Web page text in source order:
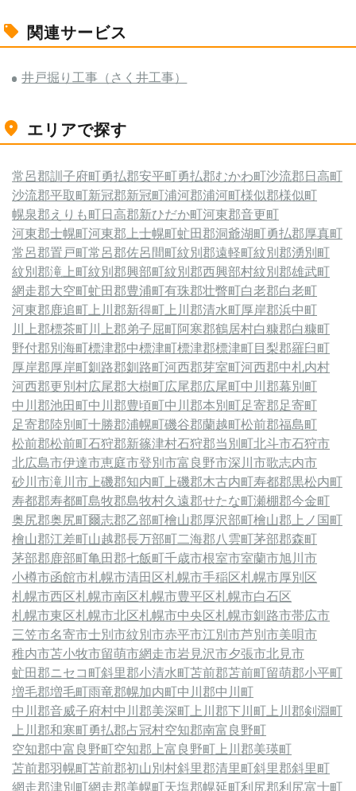
関連サービス
井戸掘り工事（さく井工事）
エリアで探す
常呂郡訓子府町勇払郡安平町勇払郡むかわ町沙流郡日高町
沙流郡平取町新冠郡新冠町浦河郡浦河町様似郡様似町
幌泉郡えりも町日高郡新ひだか町河東郡音更町
河東郡士幌町河東郡上士幌町虻田郡洞爺湖町勇払郡厚真町
常呂郡置戸町常呂郡佐呂間町紋別郡遠軽町紋別郡湧別町
紋別郡滝上町紋別郡興部町紋別郡西興部村紋別郡雄武町
網走郡大空町虻田郡豊浦町有珠郡壮瞥町白老郡白老町
河東郡鹿追町上川郡新得町上川郡清水町厚岸郡浜中町
川上郡標茶町川上郡弟子屈町阿寒郡鶴居村白糠郡白糠町
野付郡別海町標津郡中標津町標津郡標津町目梨郡羅臼町
厚岸郡厚岸町釧路郡釧路町河西郡芽室町河西郡中札内村
河西郡更別村広尾郡大樹町広尾郡広尾町中川郡幕別町
中川郡池田町中川郡豊頃町中川郡本別町足寄郡足寄町
足寄郡陸別町十勝郡浦幌町磯谷郡蘭越町松前郡福島町
松前郡松前町石狩郡新篠津村石狩郡当別町北斗市石狩市
北広島市伊達市恵庭市登別市富良野市深川市歌志内市
砂川市滝川市上磯郡知内町上磯郡木古内町寿都郡黒松内町
寿都郡寿都町島牧郡島牧村久遠郡せたな町瀬棚郡今金町
奥尻郡奥尻町爾志郡乙部町檜山郡厚沢部町檜山郡上ノ国町
檜山郡江差町山越郡長万部町二海郡八雲町茅部郡森町
茅部郡鹿部町亀田郡七飯町千歳市根室市室蘭市旭川市
小樽市函館市札幌市清田区札幌市手稲区札幌市厚別区
札幌市西区札幌市南区札幌市豊平区札幌市白石区
札幌市東区札幌市北区札幌市中央区札幌市釧路市帯広市
三笠市名寄市士別市紋別市赤平市江別市芦別市美唄市
稚内市苫小牧市留萌市網走市岩見沢市夕張市北見市
虻田郡ニセコ町斜里郡小清水町苫前郡苫前町留萌郡小平町
増毛郡増毛町雨竜郡幌加内町中川郡中川町
中川郡音威子府村中川郡美深町上川郡下川町上川郡剣淵町
上川郡和寒町勇払郡占冠村空知郡南富良野町
空知郡中富良野町空知郡上富良野町上川郡美瑛町
苫前郡羽幌町苫前郡初山別村斜里郡清里町斜里郡斜里町
網走郡津別町網走郡美幌町天塩郡幌延町利尻郡利尻富士町